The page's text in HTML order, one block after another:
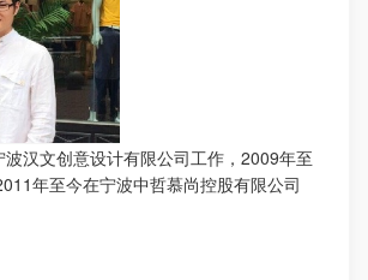
汉文创意设计有限公司工作，2009年至
年至今在宁波中哲慕尚控股有限公司